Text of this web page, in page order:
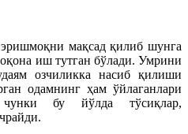
эришмоқни мақсад қилиб шунга
иш тутган бўлади. Умрини
озчиликка насиб қилиши
одамнинг ҳам ўйлаганлари
бу йўлда тўсиқлар,